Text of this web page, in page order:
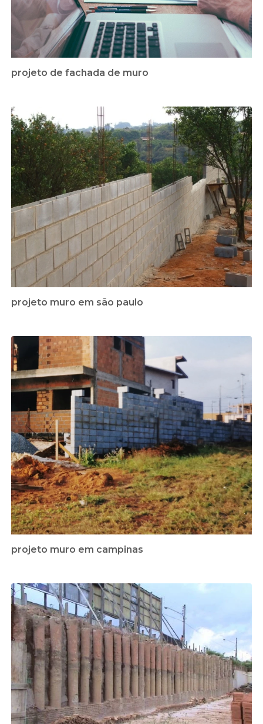
projeto de fachada de muro
projeto muro em são paulo
projeto muro em campinas